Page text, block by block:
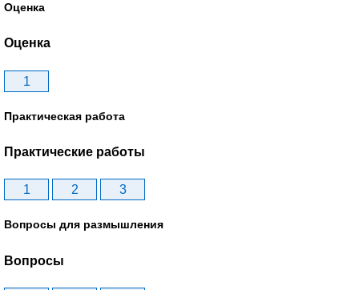
Оценка
Оценка
1
Практическая работа
Практические работы
1 2 3
Вопросы для размышления
Вопросы